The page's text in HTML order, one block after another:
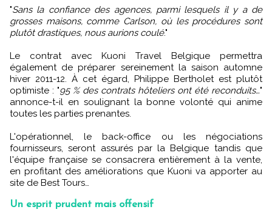
"Sans la confiance des agences, parmi lesquels il y a de
grosses maisons, comme Carlson, où les procédures sont
plutôt drastiques, nous aurions coulé."
Le contrat avec Kuoni Travel Belgique permettra
également de préparer sereinement la saison automne
hiver 2011-12. À cet égard, Philippe Bertholet est plutôt
optimiste : "95 % des contrats hôteliers ont été reconduits…"
annonce-t-il en soulignant la bonne volonté qui anime
toutes les parties prenantes.
L'opérationnel, le back-office ou les négociations
fournisseurs, seront assurés par la Belgique tandis que
l'équipe française se consacrera entièrement à la vente,
en profitant des améliorations que Kuoni va apporter au
site de Best Tours…
Un esprit prudent mais offensif